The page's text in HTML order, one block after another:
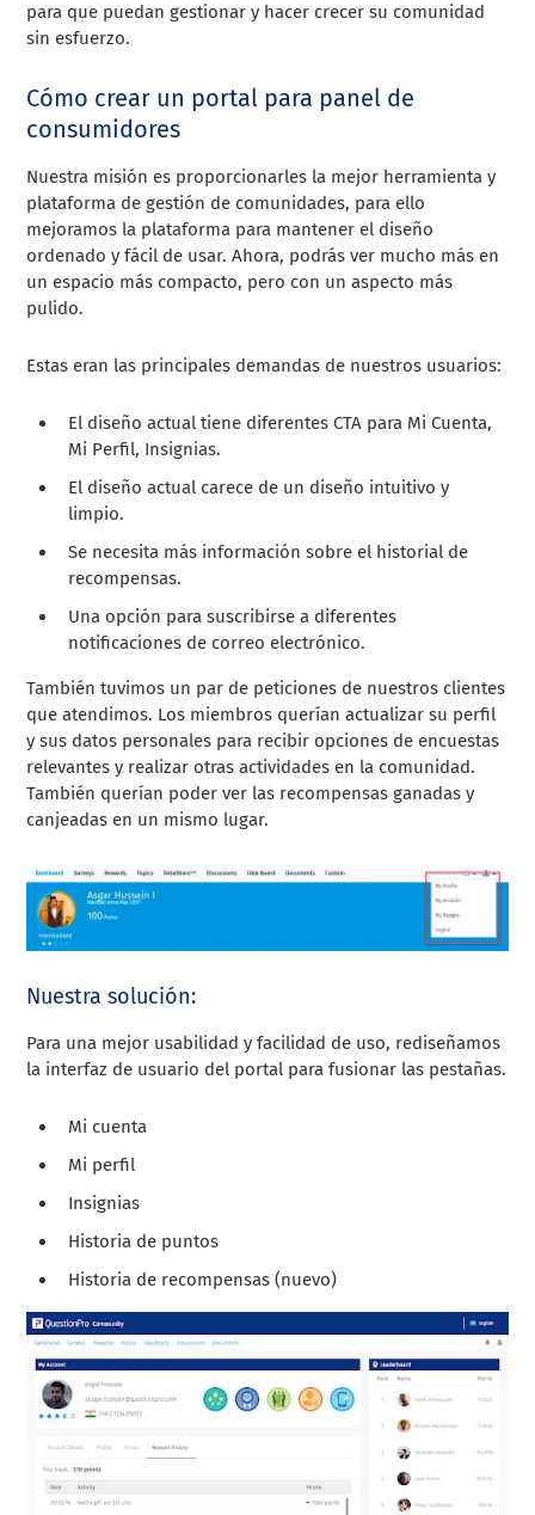
para que puedan gestionar y hacer crecer su comunidad
sin esfuerzo.
Cómo crear un portal para panel de
consumidores
Nuestra misión es proporcionarles la mejor herramienta y
plataforma de gestión de comunidades, para ello
mejoramos la plataforma para mantener el diseño
ordenado y fácil de usar. Ahora, podrás ver mucho más en
un espacio más compacto, pero con un aspecto más
pulido.
Estas eran las principales demandas de nuestros usuarios:
El diseño actual tiene diferentes CTA para Mi Cuenta,
Mi Perfil, Insignias.
El diseño actual carece de un diseño intuitivo y
limpio.
Se necesita más información sobre el historial de
recompensas.
Una opción para suscribirse a diferentes
notificaciones de correo electrónico.
También tuvimos un par de peticiones de nuestros clientes
que atendimos. Los miembros querían actualizar su perfil
y sus datos personales para recibir opciones de encuestas
relevantes y realizar otras actividades en la comunidad.
También querían poder ver las recompensas ganadas y
canjeadas en un mismo lugar.
Nuestra solución:
Para una mejor usabilidad y facilidad de uso, rediseñamos
la interfaz de usuario del portal para fusionar las pestañas.
Mi cuenta
Mi perfil
Insignias
Historia de puntos
Historia de recompensas (nuevo)